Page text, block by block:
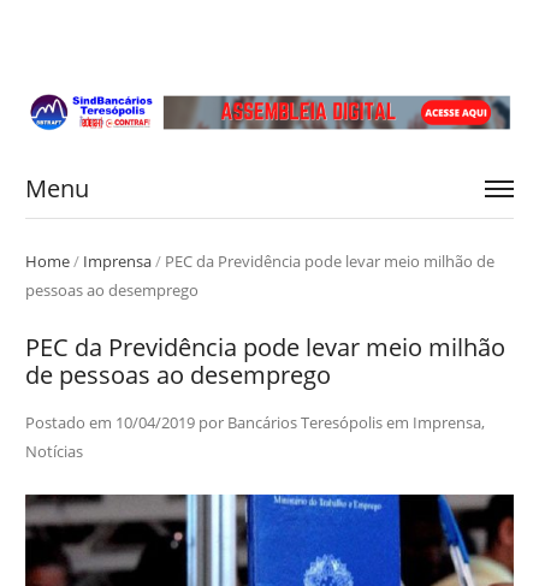
Menu
Home/ Imprensa/ PEC da Previdência pode levar meio milhão de
pessoas ao desemprego
PEC da Previdência pode levar meio milhão
de pessoas ao desemprego
Postado em 10/04/2019por Bancários Teresópolisem Imprensa,
Notícias